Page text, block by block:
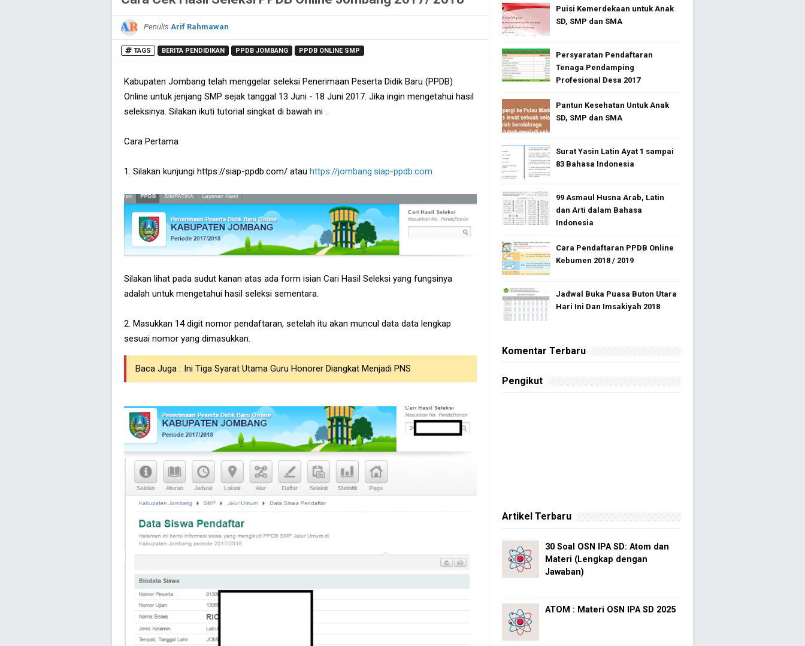
Penulis Arif Rahmawan
TAGS BERITA PENDIDIKAN PPDB JOMBANG PPDB ONLINE SMP
Kabupaten Jombang telah menggelar seleksi Penerimaan Peserta Didik Baru (PPDB)
Online untuk jenjang SMP sejak tanggal 13 Juni - 18 Juni 2017. Jika ingin mengetahui hasil
seleksinya. Silakan ikuti tutorial singkat di bawah ini .
Cara Pertama
1. Silakan kunjungi https://siap-ppdb.com/ atau https://jombang.siap-ppdb.com
Silakan lihat pada sudut kanan atas ada form isian Cari Hasil Seleksi yang fungsinya
adalah untuk mengetahui hasil seleksi sementara.
2. Masukkan 14 digit nomor pendaftaran, setelah itu akan muncul data data lengkap
sesuai nomor yang dimasukkan.
Baca Juga : Ini Tiga Syarat Utama Guru Honorer Diangkat Menjadi PNS
Puisi Kemerdekaan untuk Anak
SD, SMP dan SMA
Persyaratan Pendaftaran
Tenaga Pendamping
Profesional Desa 2017
Pantun Kesehatan Untuk Anak
SD, SMP dan SMA
Surat Yasin Latin Ayat 1 sampai
83 Bahasa Indonesia
99 Asmaul Husna Arab, Latin
dan Arti dalam Bahasa
Indonesia
Cara Pendaftaran PPDB Online
Kebumen 2018 / 2019
Jadwal Buka Puasa Buton Utara
Hari Ini Dan Imsakiyah 2018
Komentar Terbaru
Pengikut
Artikel Terbaru
30 Soal OSN IPA SD: Atom dan
Materi (Lengkap dengan
Jawaban)
ATOM : Materi OSN IPA SD 2025